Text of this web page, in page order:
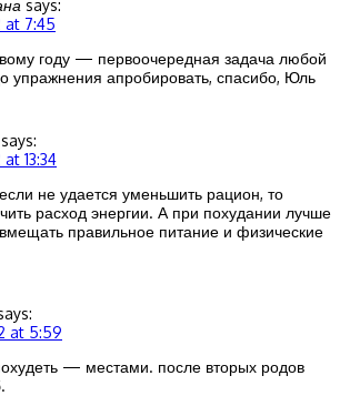
says:
at 7:45
году — первоочередная задача любой
упражнения апробировать, спасибо, Юль
says:
at 13:34
если не удается уменьшить рацион, то
расход энергии. А при похудании лучше
правильное питание и физические
at 5:59
— местами. после вторых родов